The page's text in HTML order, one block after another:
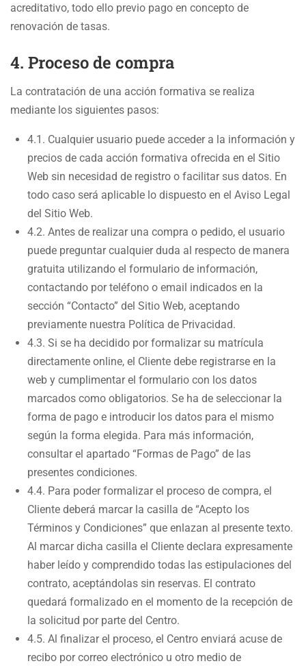
acreditativo, todo ello previo pago en concepto de
renovación de tasas.
4. Proceso de compra
La contratación de una acción formativa se realiza
mediante los siguientes pasos:
4.1. Cualquier usuario puede acceder a la información y
precios de cada acción formativa ofrecida en el Sitio
Web sin necesidad de registro o facilitar sus datos. En
todo caso será aplicable lo dispuesto en el Aviso Legal
del Sitio Web.
4.2. Antes de realizar una compra o pedido, el usuario
puede preguntar cualquier duda al respecto de manera
gratuita utilizando el formulario de información,
contactando por teléfono o email indicados en la
sección “Contacto” del Sitio Web, aceptando
previamente nuestra Política de Privacidad.
4.3. Si se ha decidido por formalizar su matrícula
directamente online, el Cliente debe registrarse en la
web y cumplimentar el formulario con los datos
marcados como obligatorios. Se ha de seleccionar la
forma de pago e introducir los datos para el mismo
según la forma elegida. Para más información,
consultar el apartado “Formas de Pago” de las
presentes condiciones.
4.4. Para poder formalizar el proceso de compra, el
Cliente deberá marcar la casilla de “Acepto los
Términos y Condiciones” que enlazan al presente texto.
Al marcar dicha casilla el Cliente declara expresamente
haber leído y comprendido todas las estipulaciones del
contrato, aceptándolas sin reservas. El contrato
quedará formalizado en el momento de la recepción de
la solicitud por parte del Centro.
4.5. Al finalizar el proceso, el Centro enviará acuse de
recibo por correo electrónico u otro medio de